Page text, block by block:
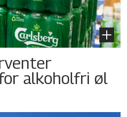
alkoholfri øl